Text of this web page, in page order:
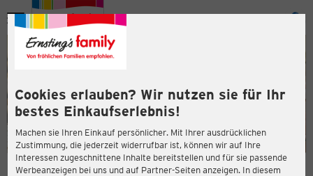
Cookies erlauben? Wir nutzen sie für Ihr
bestes Einkaufserlebnis!
Machen sie Ihren Einkauf persönlicher. Mit Ihrer ausdrücklichen
Zustimmung, die jederzeit widerrufbar ist, können wir auf Ihre
Interessen zugeschnittene Inhalte bereitstellen und für sie passende
Werbeanzeigen bei uns und auf Partner-Seiten anzeigen. In diesem
Menü